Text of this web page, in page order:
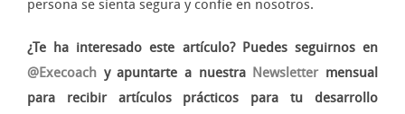
persona se sienta segura y confíe en nosotros.
¿Te ha interesado este artículo? Puedes seguirnos en
@Execoach y apuntarte a nuestra Newslettermensual
para recibir artículos prácticos para tu desarrollo